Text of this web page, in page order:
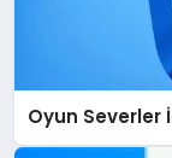
Oyun Severler